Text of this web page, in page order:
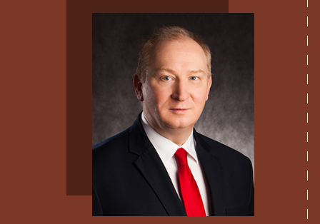
CZYTAJ WIĘCEJ